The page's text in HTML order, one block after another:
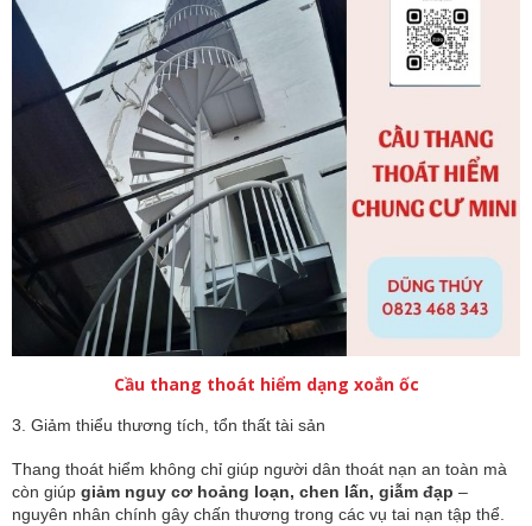
Cầu thang thoát hiểm dạng xoắn ốc
3. Giảm thiểu thương tích, tổn thất tài sản
Thang thoát hiểm không chỉ giúp người dân thoát nạn an toàn mà
còn giúp giảm nguy cơ hoảng loạn, chen lấn, giẫm đạp –
nguyên nhân chính gây chấn thương trong các vụ tai nạn tập thể.